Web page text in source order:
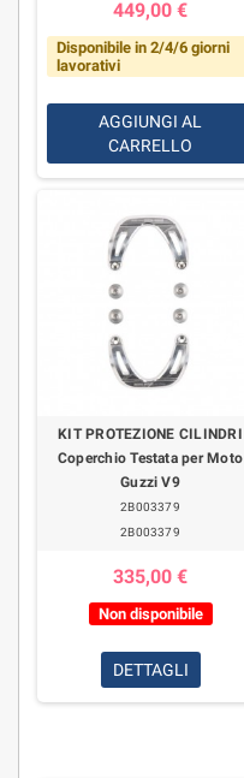
449,00 €
Disponibile in 2/4/6 giorni
lavorativi
AGGIUNGI AL
CARRELLO
KIT PROTEZIONE CILINDRI
Coperchio Testata per Moto
Guzzi V9
2B003379
2B003379
335,00 €
Non disponibile
DETTAGLI